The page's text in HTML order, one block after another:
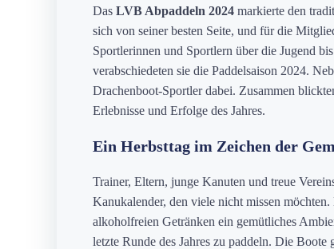
Das LVB Abpaddeln 2024 markierte den
sich von seiner besten Seite, und für die
Sportlerinnen und Sportlern über die Jugend
verabschiedeten sie die Paddelsaison 2024.
Drachenboot-Sportler dabei. Zusammen
Erlebnisse und Erfolge des Jahres.
Ein Herbsttag im Zeichen der
Trainer, Eltern, junge Kanuten und treue
Kanukalender, den viele nicht missen
alkoholfreien Getränken ein gemütliches
letzte Runde des Jahres zu paddeln. Die